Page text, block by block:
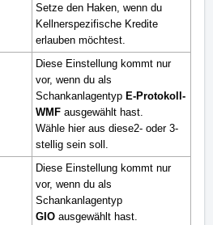
Setze den Haken, wenn du
Kellnerspezifische Kredite
erlauben möchtest.
Diese Einstellung kommt nur
vor, wenn du als
Schankanlagentyp E-Protokoll-
WMF ausgewählt hast.
Wähle hier aus diese2- oder 3-
stellig sein soll.
Diese Einstellung kommt nur
vor, wenn du als
Schankanlagentyp
GIO ausgewählt hast.